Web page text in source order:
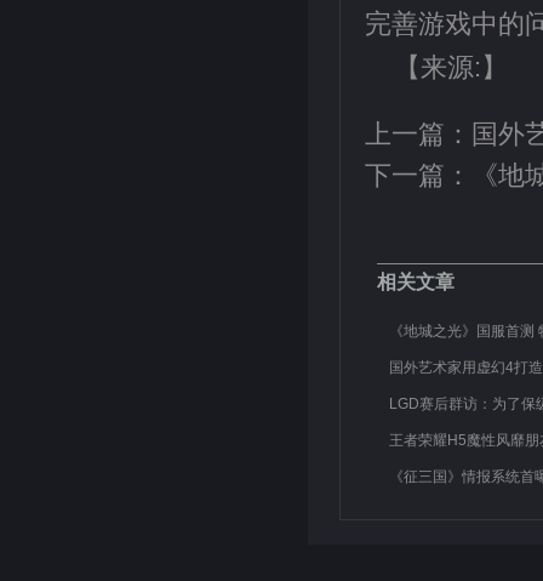
完善游戏中的
【来源:】
上一篇： 国外
下一篇：
《
相关文章
《地城之光》国服首
国外艺术家用虚幻4打
LGD赛后群访：为了保
王者荣耀H5魔性风靡
《征三国》情报系统